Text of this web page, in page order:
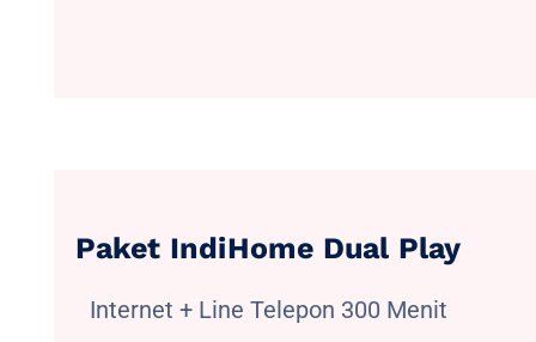
Paket IndiHome Dual Play
Internet + Line Telepon 300 Menit